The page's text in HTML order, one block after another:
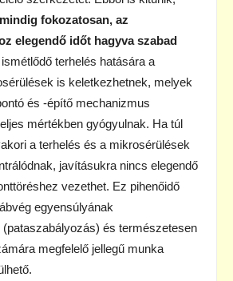
fokozatosan, az
elegendő időt hagyva szabad
terhelés hatására a
is keletkezhetnek, melyek
és -építő mechanizmus
mértékben gyógyulnak. Ha túl
a terhelés és a mikrosérülések
javításukra nincs elegendő
vezethet. Ez pihenőidő
egyensúlyának
és természetesen
megfelelő jellegű munka